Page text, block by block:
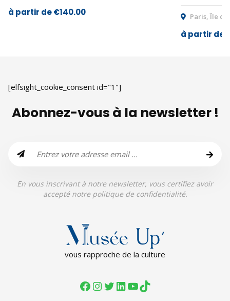
à partir de €140.00 Paris, Île
à partir de
[elfsight_cookie_consent id="1"]
Abonnez-vous à la newsletter !
En vous inscrivant à notre newsletter, vous certifiez avoir
accepté notre politique de confidentialité.
vous rapproche de la culture